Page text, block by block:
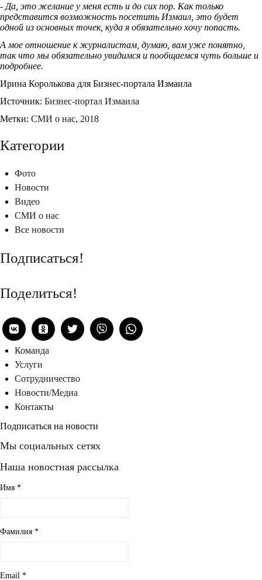
- Да, это желание у меня есть и до сих пор. Как только
представится возможность посетить Измаил, это будет
одной из основных точек, куда я обязательно хочу попасть.
А мое отношение к журналистам, думаю, вам уже понятно,
так что мы обязательно увидимся и пообщаемся чуть больше и
подробнее.
Ирина Королькова для Бизнес-портала Измаила
Источник: Бизнес-портал Измаила
Метки: CМИ о нас, 2018
Категории
Фото
Новости
Видео
СМИ о нас
Все новости
Подписаться!
Поделиться!
Команда
Услуги
Сотрудничество
Новости/Медиа
Контакты
Подписаться на новости
Мы социальных сетях
Наша новостная рассылка
Имя *
Фамилия *
Email *